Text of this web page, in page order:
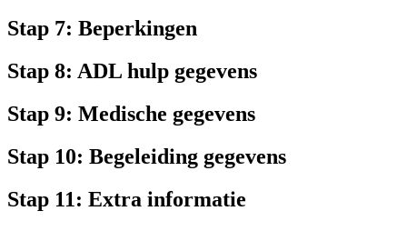
Stap 7: Beperkingen
Stap 8: ADL hulp gegevens
Stap 9: Medische gegevens
Stap 10: Begeleiding gegevens
Stap 11: Extra informatie